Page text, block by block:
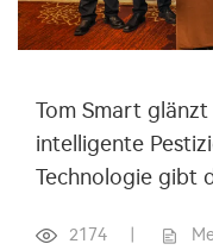
Tom Smart
intelligente
Technologie gibt
2174